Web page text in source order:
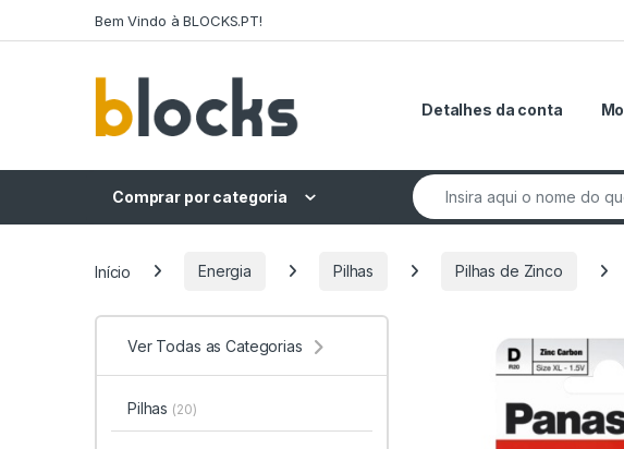
Bem Vindo à BLOCKS.PT!
Detalhes da conta
Comprar por categoria
Search for:
Início Energia Pilhas Pilhas de Zinco
Ver Todas as Categorias
Pilhas (20)